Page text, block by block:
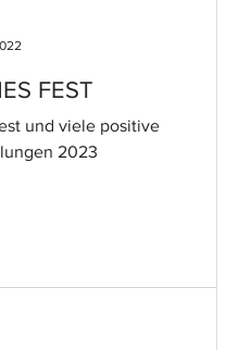
FEST
und viele positive
2023